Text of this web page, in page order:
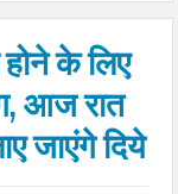
होने के लिए
आज रात
जाएंगे दिये